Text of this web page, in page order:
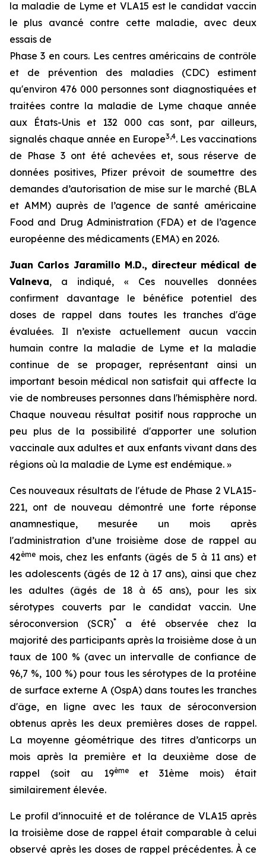
la maladie de Lyme et VLA15 est le candidat vaccin
le plus avancé contre cette maladie, avec deux
essais de
Phase 3 en cours. Les centres américains de contrôle
et de prévention des maladies (CDC) estiment
qu'environ 476 000 personnes sont diagnostiquées et
traitées contre la maladie de Lyme chaque année
aux États-Unis et 132 000 cas sont, par ailleurs,
signalés chaque année en Europe3,4. Les vaccinations
de Phase 3 ont été achevées et, sous réserve de
données positives, Pfizer prévoit de soumettre des
demandes d’autorisation de mise sur le marché (BLA
et AMM) auprès de l’agence de santé américaine
Food and Drug Administration (FDA) et de l’agence
européenne des médicaments (EMA) en 2026.
Juan Carlos Jaramillo M.D., directeur médical de
Valneva, a indiqué, « Ces nouvelles données
confirment davantage le bénéfice potentiel des
doses de rappel dans toutes les tranches d'âge
évaluées. Il n’existe actuellement aucun vaccin
humain contre la maladie de Lyme et la maladie
continue de se propager, représentant ainsi un
important besoin médical non satisfait qui affecte la
vie de nombreuses personnes dans l'hémisphère nord.
Chaque nouveau résultat positif nous rapproche un
peu plus de la possibilité d'apporter une solution
vaccinale aux adultes et aux enfants vivant dans des
régions où la maladie de Lyme est endémique. »
Ces nouveaux résultats de l'étude de Phase 2 VLA15-
221, ont de nouveau démontré une forte réponse
anamnestique, mesurée un mois après
l'administration d’une troisième dose de rappel au
42ème mois, chez les enfants (âgés de 5 à 11 ans) et
les adolescents (âgés de 12 à 17 ans), ainsi que chez
les adultes (âgés de 18 à 65 ans), pour les six
sérotypes couverts par le candidat vaccin. Une
séroconversion (SCR)*
a été observée chez la
majorité des participants après la troisième dose à un
taux de 100 % (avec un intervalle de confiance de
96,7 %, 100 %) pour tous les sérotypes de la protéine
de surface externe A (OspA) dans toutes les tranches
d'âge, en ligne avec les taux de séroconversion
obtenus après les deux premières doses de rappel.
La moyenne géométrique des titres d’anticorps un
mois après la première et la deuxième dose de
rappel (soit au 19èmeet 31ème mois) était
similairement élevée.
Le profil d’innocuité et de tolérance de VLA15 après
la troisième dose de rappel était comparable à celui
observé après les doses de rappel précédentes. À ce